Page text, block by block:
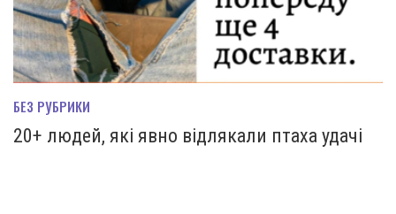
БЕЗ РУБРИКИ
20+ людей, які явно відлякали птаха удачі